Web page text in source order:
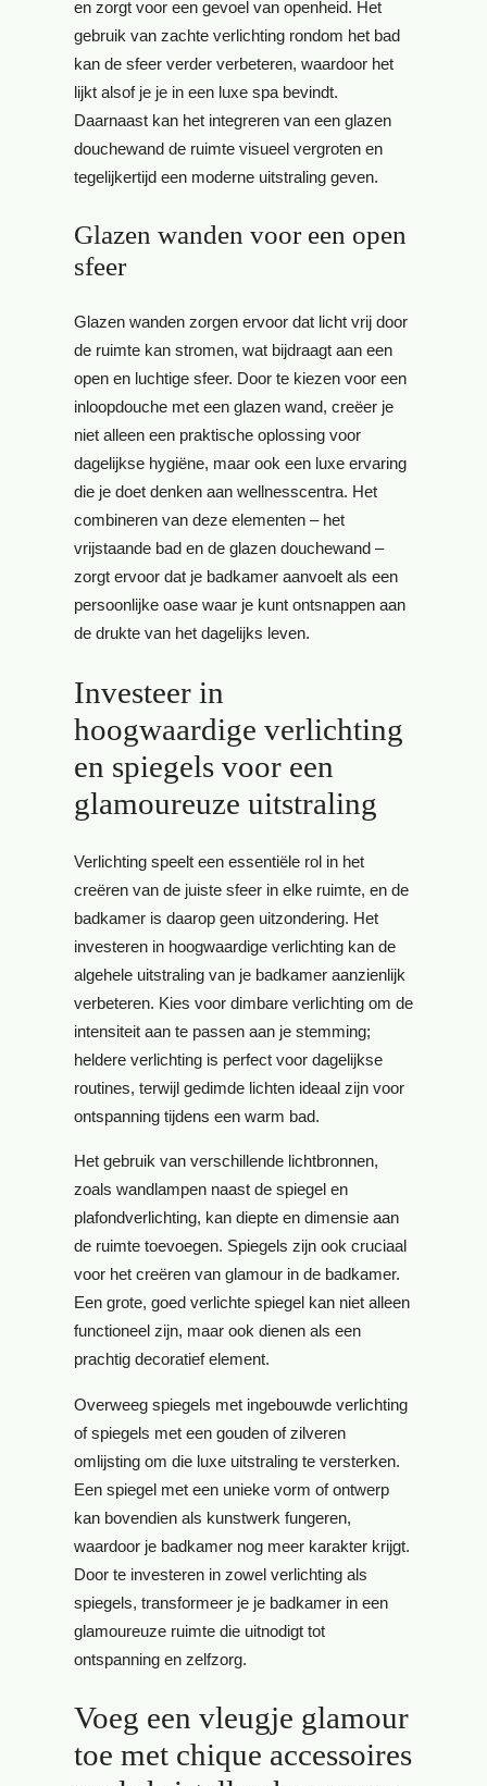
en zorgt voor een gevoel van openheid. Het
gebruik van zachte verlichting rondom het bad
kan de sfeer verder verbeteren, waardoor het
lijkt alsof je je in een luxe spa bevindt.
Daarnaast kan het integreren van een glazen
douchewand de ruimte visueel vergroten en
tegelijkertijd een moderne uitstraling geven.
Glazen wanden voor een open
sfeer
Glazen wanden zorgen ervoor dat licht vrij door
de ruimte kan stromen, wat bijdraagt aan een
open en luchtige sfeer. Door te kiezen voor een
inloopdouche met een glazen wand, creëer je
niet alleen een praktische oplossing voor
dagelijkse hygiëne, maar ook een luxe ervaring
die je doet denken aan wellnesscentra. Het
combineren van deze elementen – het
vrijstaande bad en de glazen douchewand –
zorgt ervoor dat je badkamer aanvoelt als een
persoonlijke oase waar je kunt ontsnappen aan
de drukte van het dagelijks leven.
Investeer in
hoogwaardige verlichting
en spiegels voor een
glamoureuze uitstraling
Verlichting speelt een essentiële rol in het
creëren van de juiste sfeer in elke ruimte, en de
badkamer is daarop geen uitzondering. Het
investeren in hoogwaardige verlichting kan de
algehele uitstraling van je badkamer aanzienlijk
verbeteren. Kies voor dimbare verlichting om de
intensiteit aan te passen aan je stemming;
heldere verlichting is perfect voor dagelijkse
routines, terwijl gedimde lichten ideaal zijn voor
ontspanning tijdens een warm bad.
Het gebruik van verschillende lichtbronnen,
zoals wandlampen naast de spiegel en
plafondverlichting, kan diepte en dimensie aan
de ruimte toevoegen. Spiegels zijn ook cruciaal
voor het creëren van glamour in de badkamer.
Een grote, goed verlichte spiegel kan niet alleen
functioneel zijn, maar ook dienen als een
prachtig decoratief element.
Overweeg spiegels met ingebouwde verlichting
of spiegels met een gouden of zilveren
omlijsting om die luxe uitstraling te versterken.
Een spiegel met een unieke vorm of ontwerp
kan bovendien als kunstwerk fungeren,
waardoor je badkamer nog meer karakter krijgt.
Door te investeren in zowel verlichting als
spiegels, transformeer je je badkamer in een
glamoureuze ruimte die uitnodigt tot
ontspanning en zelfzorg.
Voeg een vleugje glamour
toe met chique accessoires